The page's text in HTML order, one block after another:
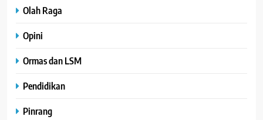
Olah Raga
Opini
Ormas dan LSM
Pendidikan
Pinrang